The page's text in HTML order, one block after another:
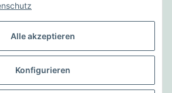
Vertrag widerrufen
Alle akzeptieren
Konfigurieren